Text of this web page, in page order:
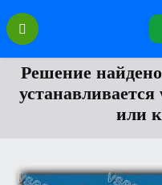
Перейти
содержанию
Решение
или